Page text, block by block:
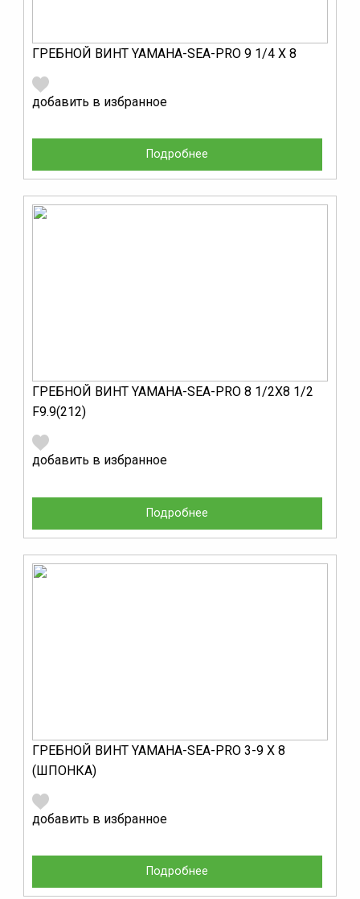
ГРЕБНОЙ ВИНТ YAMAHA-SEA-PRO 9 1/4 Х 8
Подробнее
добавить в избранное
ГРЕБНОЙ ВИНТ YAMAHA-SEA-PRO 8 1/2Х8 1/2
F9.9(212)
Подробнее
добавить в избранное
ГРЕБНОЙ ВИНТ YAMAHA-SEA-PRO 3-9 Х 8
(ШПОНКА)
Подробнее
добавить в избранное